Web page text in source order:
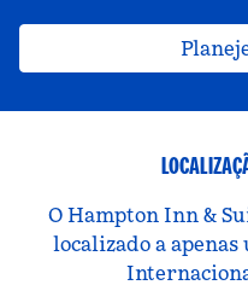
O Hampton Inn &
localizado a